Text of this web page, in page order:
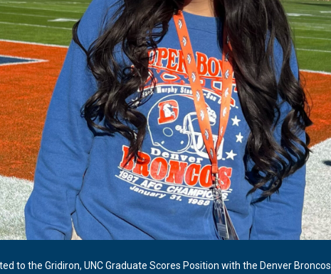
to the Gridiron, UNC Graduate Scores Position with the Denver Broncos